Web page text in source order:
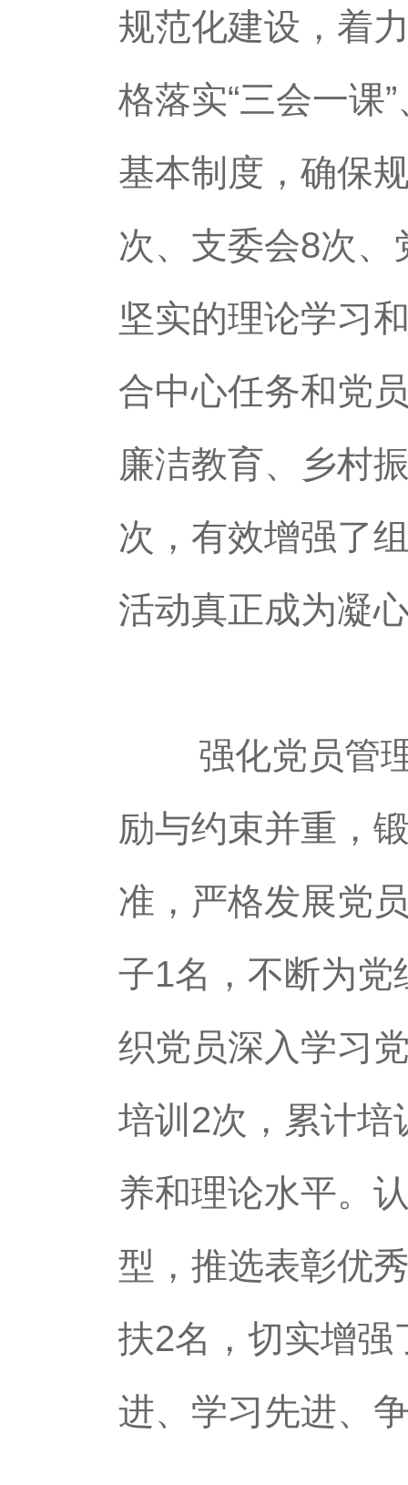
规范化建设，着
格落实“三会一课
基本制度，确保
次、支委会8次
坚实的理论学习
合中心任务和党
廉洁教育、乡村
次，有效增强了
活动真正成为凝
强化党员管理
励与约束并重，
准，严格发展党
子1名，不断为党
织党员深入学习
培训2次，累计培
养和理论水平。
型，推选表彰优
扶2名，切实增强
进、学习先进、